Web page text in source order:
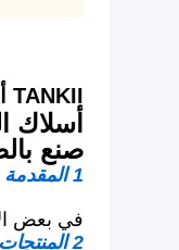
TANKII أداء جيد سبائك أسلاك مقاومة / قطاع
أسلاك
صنع
1 المقدمة
في بعض
2 المنتجات والخدمات